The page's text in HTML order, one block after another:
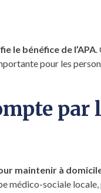
le bénéfice de l’APA.
pour les
par
maintenir à
médico-sociale